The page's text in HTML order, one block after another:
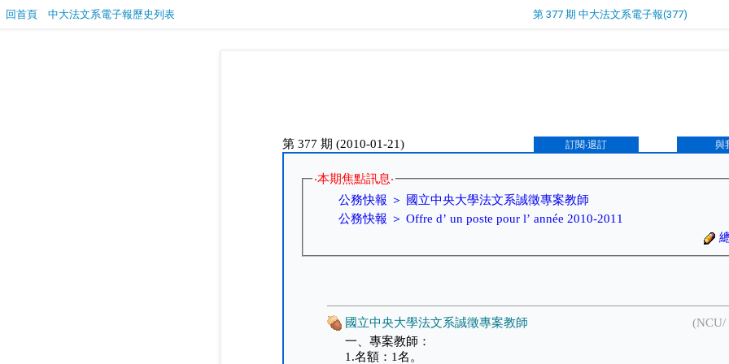
回首頁 中大法文系電子報歷史列表 第 377 期 中大法文系電子報(377)